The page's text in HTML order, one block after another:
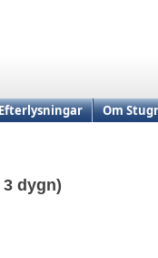
Om
dygn)